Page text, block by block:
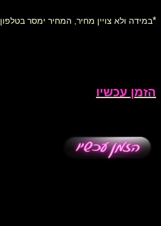
*במידה ולא צויין מחיר, המחיר ימסר בטלפון
הזמן עכשיו